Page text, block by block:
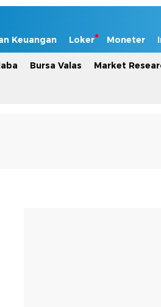
Keuangan Loker Moneter
Bursa Valas Market